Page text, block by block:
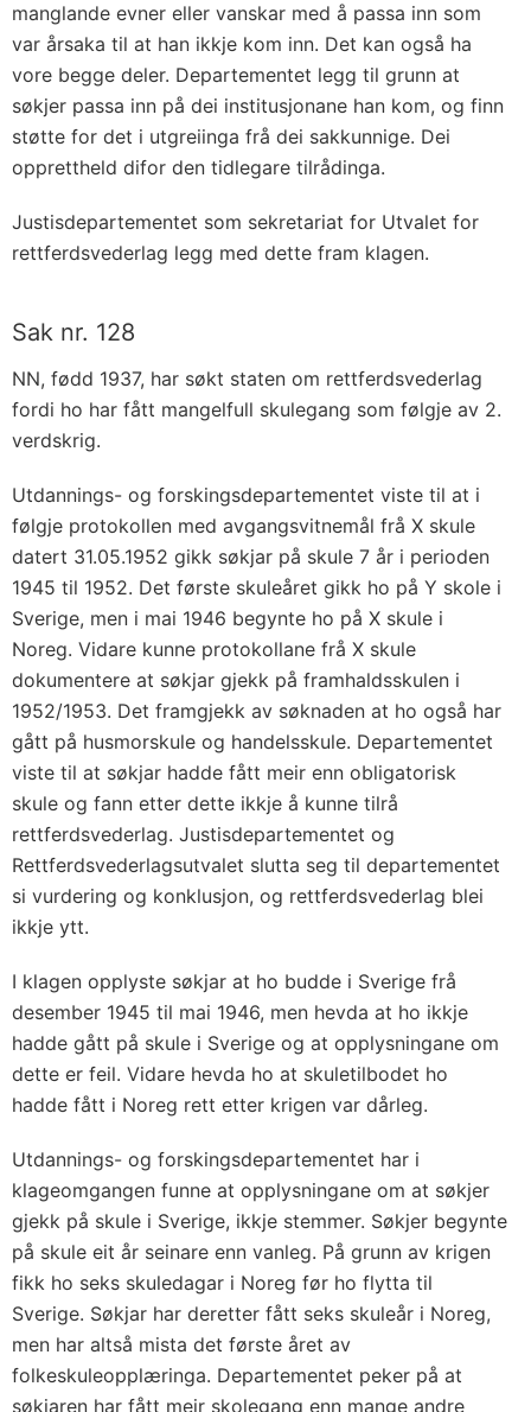
manglande evner eller vanskar med å passa inn som
var årsaka til at han ikkje kom inn. Det kan også ha
vore begge deler. Departementet legg til grunn at
søkjer passa inn på dei institusjonane han kom, og finn
støtte for det i utgreiinga frå dei sakkunnige. Dei
opprettheld difor den tidlegare tilrådinga.
Justisdepartementet som sekretariat for Utvalet for
rettferdsvederlag legg med dette fram klagen.
Sak nr. 128
NN, fødd 1937, har søkt staten om rettferdsvederlag
fordi ho har fått mangelfull skulegang som følgje av 2.
verdskrig.
Utdannings- og forskingsdepartementet viste til at i
følgje protokollen med avgangsvitnemål frå X skule
datert 31.05.1952 gikk søkjar på skule 7 år i perioden
1945 til 1952. Det første skuleåret gikk ho på Y skole i
Sverige, men i mai 1946 begynte ho på X skule i
Noreg. Vidare kunne protokollane frå X skule
dokumentere at søkjar gjekk på framhaldsskulen i
1952/1953. Det framgjekk av søknaden at ho også har
gått på husmorskule og handelsskule. Departementet
viste til at søkjar hadde fått meir enn obligatorisk
skule og fann etter dette ikkje å kunne tilrå
rettferdsvederlag. Justisdepartementet og
Rettferdsvederlagsutvalet slutta seg til departementet
si vurdering og konklusjon, og rettferdsvederlag blei
ikkje ytt.
I klagen opplyste søkjar at ho budde i Sverige frå
desember 1945 til mai 1946, men hevda at ho ikkje
hadde gått på skule i Sverige og at opplysningane om
dette er feil. Vidare hevda ho at skuletilbodet ho
hadde fått i Noreg rett etter krigen var dårleg.
Utdannings- og forskingsdepartementet har i
klageomgangen funne at opplysningane om at søkjer
gjekk på skule i Sverige, ikkje stemmer. Søkjer begynte
på skule eit år seinare enn vanleg. På grunn av krigen
fikk ho seks skuledagar i Noreg før ho flytta til
Sverige. Søkjar har deretter fått seks skuleår i Noreg,
men har altså mista det første året av
folkeskuleopplæringa. Departementet peker på at
søkjaren har fått meir skolegang enn mange andre